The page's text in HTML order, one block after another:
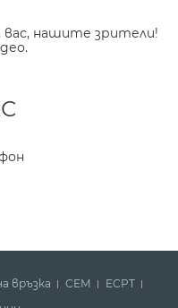
нашите зрители!
връзка СЕМ
ECPT